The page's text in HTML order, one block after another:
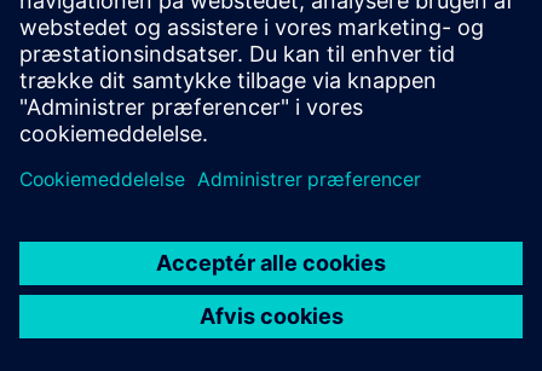
Koncernoplysninger
Beskyttelse af personlige oplysninger
Cookies
Vilkår for anvendelse
Digitalt id